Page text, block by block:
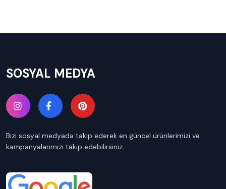
SOSYAL MEDYA
Bizi sosyal medyada takip ederek en güncel ürünlerimizi ve
kampanyalarımızı takip edebilirsiniz.